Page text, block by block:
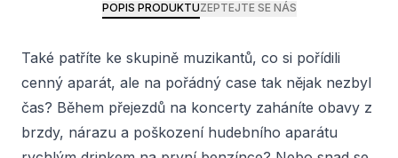
POPIS PRODUKTUZEPTEJTE SE NÁS
Také patříte ke skupině muzikantů, co si pořídili
cenný aparát, ale na pořádný case tak nějak nezbyl
čas? Během přejezdů na koncerty zaháníte obavy z
brzdy, nárazu a poškození hudebního aparátu